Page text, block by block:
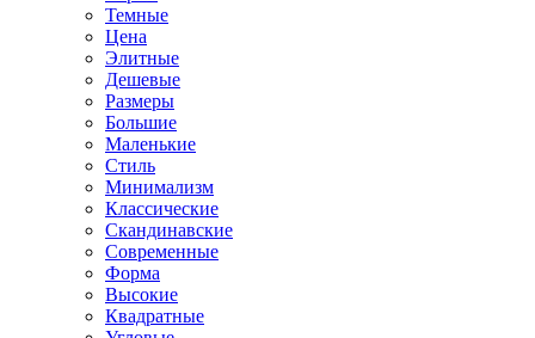
Темные
Цена
Элитные
Дешевые
Размеры
Большие
Маленькие
Стиль
Минимализм
Классические
Скандинавские
Современные
Форма
Высокие
Квадратные